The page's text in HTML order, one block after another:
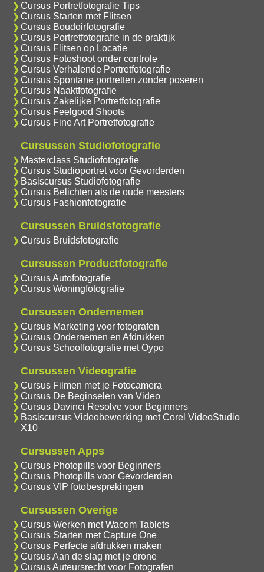
Cursus Portretfotografie Tips
Cursus Starten met Flitsen
Cursus Boudoirfotografie
Cursus Portretfotografie in de praktijk
Cursus Flitsen op Locatie
Cursus Fotoshoot onder controle
Cursus Verhalende Portretfotografie
Cursus Spontane portretten zonder poseren
Cursus Naaktfotografie
Cursus Zakelijke Portretfotografie
Cursus Feelgood Shoots
Cursus Fine Art Portretfotografie
Cursussen Studiofotografie
Masterclass Studiofotografie
Cursus Studioportret voor Gevorderden
Basiscursus Studiofotografie
Cursus Belichten als de oude meesters
Cursus Fashionfotografie
Cursussen Bruidsfotografie
Cursus Bruidsfotografie
Cursussen Productfotografie
Cursus Autofotografie
Cursus Woningfotografie
Cursussen Ondernemen
Cursus Marketing voor fotografen
Cursus Ondernemen en Afdrukken
Cursus Schoolfotografie met Oypo
Cursussen Videografie
Cursus Filmen met je Fotocamera
Cursus De Beginselen van Video
Cursus Davinci Resolve voor Beginners
Basiscursus Videobewerking met Corel VideoStudio
X10
Cursussen Apps
Cursus Photopills voor Beginners
Cursus Photopills voor Gevorderden
Cursus VIP fotobesprekingen
Cursussen Overige
Cursus Werken met Wacom Tablets
Cursus Starten met Capture One
Cursus Perfecte afdrukken maken
Cursus Aan de slag met je drone
Cursus Auteursrecht voor Fotografen